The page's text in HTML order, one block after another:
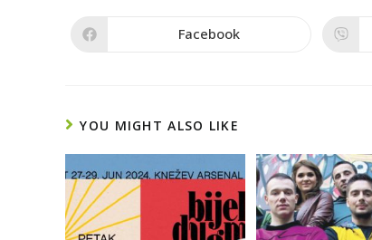
Facebook
YOU MIGHT ALSO LIKE